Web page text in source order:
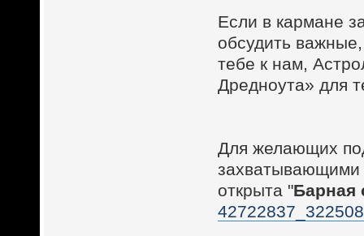
Если в кармане
обсудить
тебе к нам,
Дредноута» для
Для желающих
захватывающими
открыта "Барная